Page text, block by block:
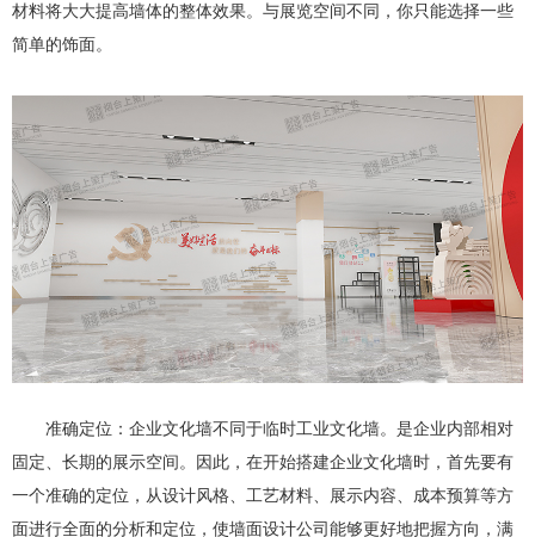
材料将大大提高墙体的整体效果。与展览空间不同，你只能选择一些
简单的饰面。
准确定位：企业文化墙不同于临时工业文化墙。是企业内部相对
固定、长期的展示空间。因此，在开始搭建企业文化墙时，首先要有
一个准确的定位，从设计风格、工艺材料、展示内容、成本预算等方
面进行全面的分析和定位，使墙面设计公司能够更好地把握方向，满